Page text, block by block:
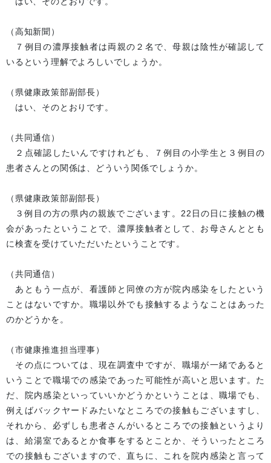
（高知新聞）
７例目の濃厚接触者は両親の２名で、母親は陰性が確認して
いるという理解でよろしいでしょうか。
（県健康政策部副部長）
はい、そのとおりです。
（共同通信）
２点確認したいんですけれども、７例目の小学生と３例目の
患者さんとの関係は、どういう関係でしょうか。
（県健康政策部副部長）
３例目の方の県内の親族でございます。22日の日に接触の機
会があったということで、濃厚接触者として、お母さんととも
に検査を受けていただいたということです。
（共同通信）
あともう一点が、看護師と同僚の方が院内感染をしたという
ことはないですか。職場以外でも接触するようなことはあった
のかどうかを。
（市健康推進担当理事）
その点については、現在調査中ですが、職場が一緒であると
いうことで職場での感染であった可能性が高いと思います。た
だ、院内感染といっていいかどうかということは、職場でも、
例えばバックヤードみたいなところでの接触もございますし、
それから、必ずしも患者さんがいるところでの接触というより
は、給湯室であるとか食事をするとことか、そういったところ
での接触もございますので、直ちに、これを院内感染と言って